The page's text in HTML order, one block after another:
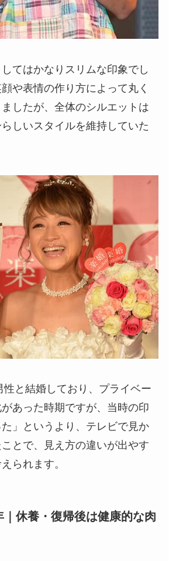
てはかなりスリムな印象でし
や表情の作り方によって丸く
したが、全体のシルエットは
しいスタイルを維持していた
性と結婚しており、プライベー
があった時期ですが、当時の印
」というより、テレビで見か
とで、見え方の違いが出やす
られます。
｜休養・復帰後は健康的な肉